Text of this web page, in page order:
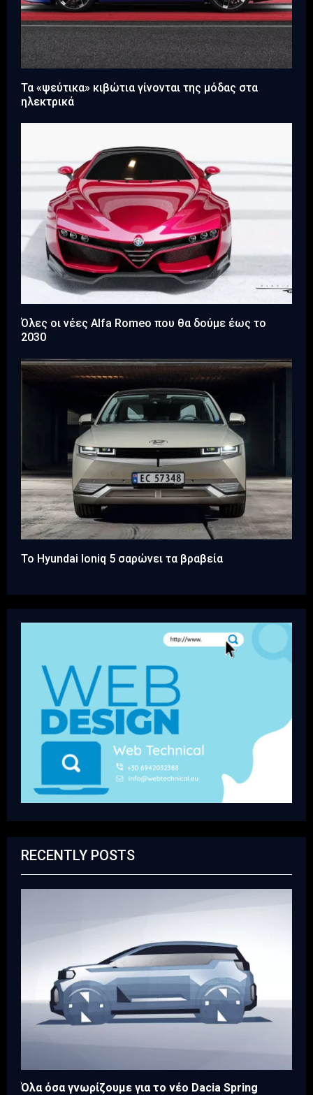
Τα «ψεύτικα» κιβώτια γίνονται της μόδας στα
ηλεκτρικά
Όλες οι νέες Alfa Romeo που θα δούμε έως το
2030
Το Hyundai Ioniq 5 σαρώνει τα βραβεία
RECENTLY POSTS
Όλα όσα γνωρίζουμε για το νέο Dacia Spring